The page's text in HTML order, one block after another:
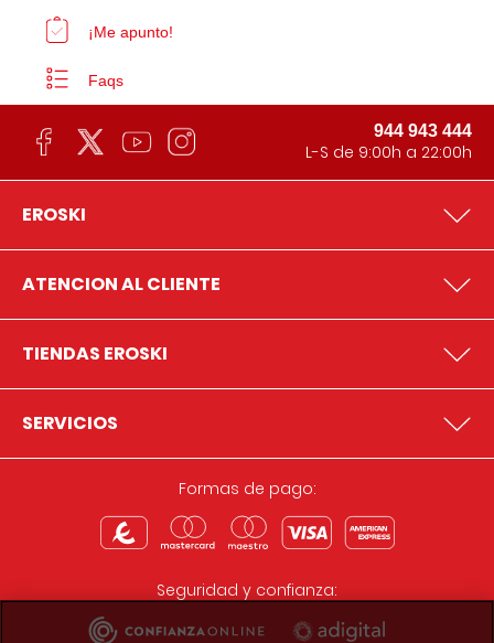
¡Me apunto!
Faqs
944 943 444
L-S de 9:00h a 22:00h
EROSKI
ATENCION AL CLIENTE
TIENDAS EROSKI
SERVICIOS
Formas de pago:
Seguridad y confianza: